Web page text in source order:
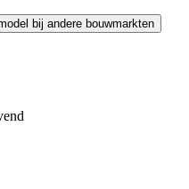
bij andere bouwmarkten